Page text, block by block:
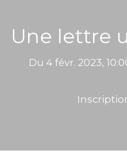
Une lettre
Du 4 févr. 2023,